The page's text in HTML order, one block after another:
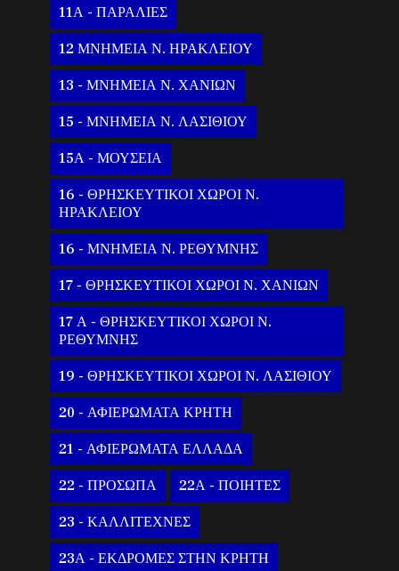
11Α - ΠΑΡΑΛΙΕΣ
12 ΜΝΗΜΕΙΑ Ν. ΗΡΑΚΛΕΙΟΥ
13 - ΜΝΗΜΕΙΑ Ν. ΧΑΝΙΩΝ
15 - ΜΝΗΜΕΙΑ Ν. ΛΑΣΙΘΙΟΥ
15Α - ΜΟΥΣΕΙΑ
16 - ΘΡΗΣΚΕΥΤΙΚΟΙ ΧΩΡΟΙ Ν.
ΗΡΑΚΛΕΙΟΥ
16 - ΜΝΗΜΕΙΑ Ν. ΡΕΘΥΜΝΗΣ
17 - ΘΡΗΣΚΕΥΤΙΚΟΙ ΧΩΡΟΙ Ν. ΧΑΝΙΩΝ
17 Α - ΘΡΗΣΚΕΥΤΙΚΟΙ ΧΩΡΟΙ Ν.
ΡΕΘΥΜΝΗΣ
19 - ΘΡΗΣΚΕΥΤΙΚΟΙ ΧΩΡΟΙ Ν. ΛΑΣΙΘΙΟΥ
20 - ΑΦΙΕΡΩΜΑΤΑ ΚΡΗΤΗ
21 - ΑΦΙΕΡΩΜΑΤΑ ΕΛΛΑΔΑ
22 - ΠΡΟΣΩΠΑ 22Α - ΠΟΙΗΤΕΣ
23 - ΚΑΛΛΙΤΕΧΝΕΣ
23Α - ΕΚΔΡΟΜΕΣ ΣΤΗΝ ΚΡΗΤΗ